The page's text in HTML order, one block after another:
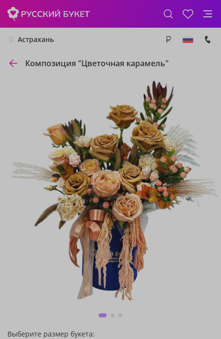
Астрахань
Композиция "Цветочная карамель"
Выберите размер букета: